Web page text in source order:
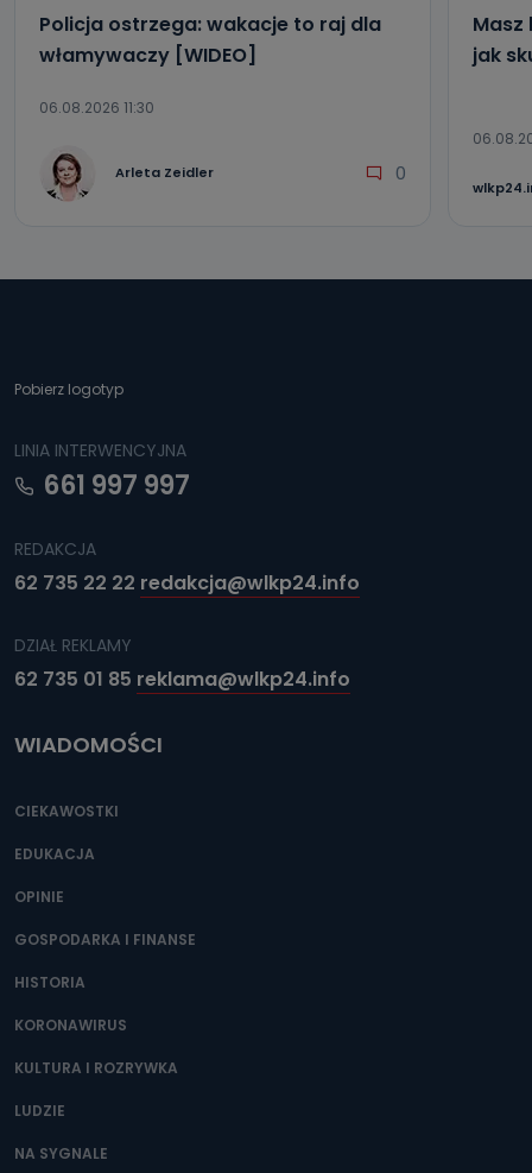
Policja ostrzega: wakacje to raj dla
włamywaczy [WIDEO]
06.08.2026 11:30
Arleta Zeidler 0
Masz
jak
Pobierz logotyp
LINIA INTERWENCYJNA
661 997 997
REDAKCJA
62 735 22 22 redakcja@wlkp24.info
DZIAŁ REKLAMY
62 735 01 85 reklama@wlkp24.info
WIADOMOŚCI
CIEKAWOSTKI
EDUKACJA
OPINIE
GOSPODARKA I FINANSE
HISTORIA
KORONAWIRUS
KULTURA I ROZRYWKA
LUDZIE
NA SYGNALE